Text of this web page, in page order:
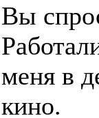
Вы
меня в
кино.